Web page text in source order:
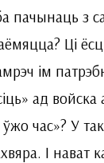
пачынаць з
Ці
ім
ад
час»? У
І нават